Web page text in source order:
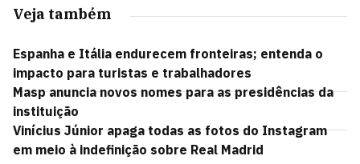
Veja também
Espanha e Itália endurecem fronteiras; entenda o
impacto para turistas e trabalhadores
Masp anuncia novos nomes para as presidências da
instituição
Vinícius Júnior apaga todas as fotos do Instagram
em meio à indefinição sobre Real Madrid